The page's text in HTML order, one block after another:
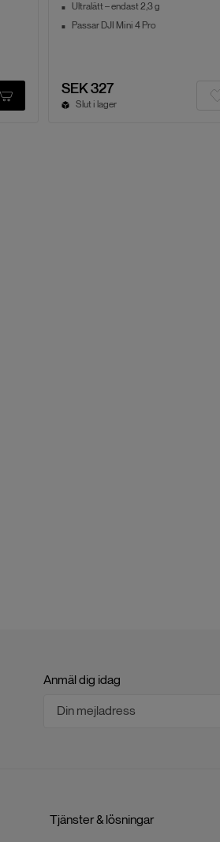
Ultralätt – endast 2,3 g
Passar DJI Mini 4 Pro
SEK 327
Slut i lager
Anmäl dig idag
Tjänster & lösningar